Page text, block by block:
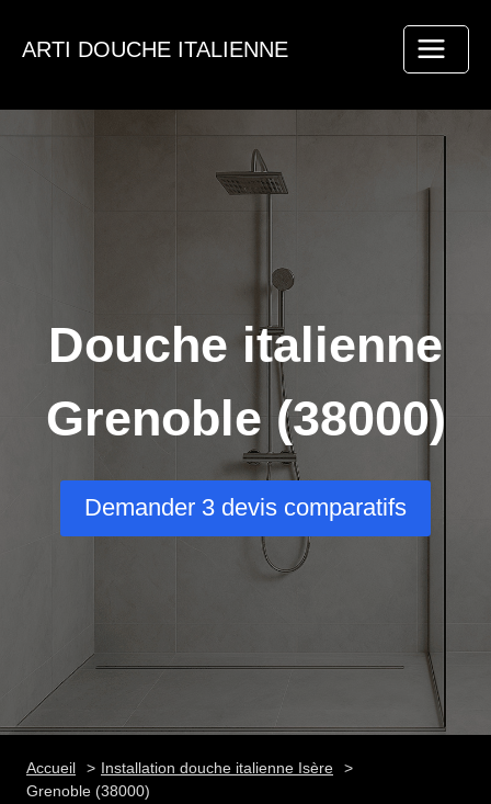
ARTI DOUCHE ITALIENNE
Douche italienne
Grenoble (38000)
Demander 3 devis comparatifs
Accueil
Installation douche italienne Isère
Grenoble (38000)